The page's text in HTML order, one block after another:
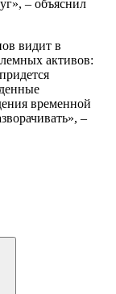
– объяснил
видит в
активов:
временной
–